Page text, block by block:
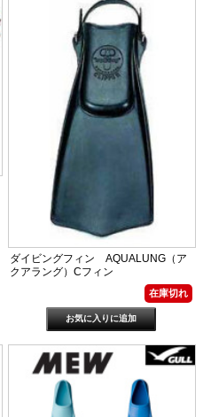
ダイビングフィン AQUALUNG（ア
クアラング）Cフィン
在庫切れ